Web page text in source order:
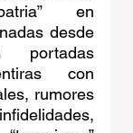
en
desde
con
rumores